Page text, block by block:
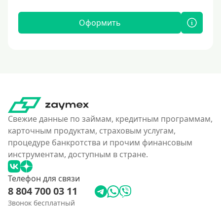
Оформить
Свежие данные по займам, кредитным программам,
карточным продуктам, страховым услугам,
процедуре банкротства и прочим финансовым
инструментам, доступным в стране.
Телефон для связи
8 804 700 03 11
Звонок бесплатный